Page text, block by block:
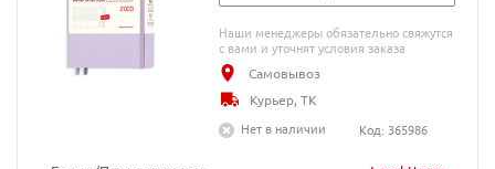
Наши менеджеры обязательно свяжутся
с вами и уточнят условия заказа
Самовывоз
Курьер, ТК
Нет в наличии
Код: 365986